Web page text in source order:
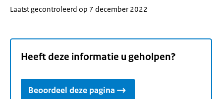
Laatst gecontroleerd op 7 december 2022
Heeft deze informatie u geholpen?
Beoordeel deze pagina